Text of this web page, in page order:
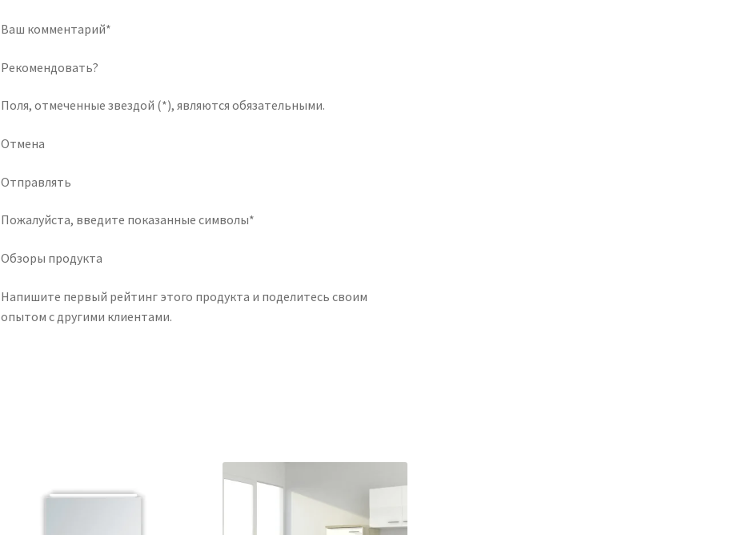
Ваш комментарий*
Рекомендовать?
Поля, отмеченные звездой (*), являются обязательными.
Отмена
Отправлять
Пожалуйста, введите показанные символы*
Обзоры продукта
Напишите первый рейтинг этого продукта и поделитесь своим
опытом с другими клиентами.